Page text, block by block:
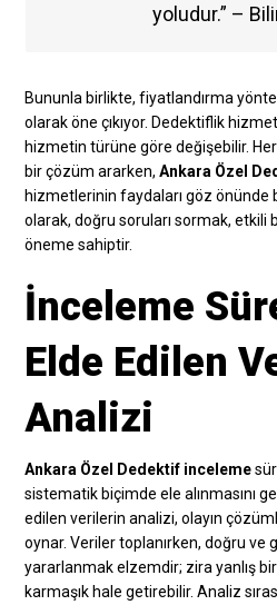
yoludur.” –
Bununla birlikte, fiyatlandırma
olarak öne çıkıyor. Dedektiflik
hizmetin türüne göre değişebilir.
bir çözüm ararken,Ankara Özel
hizmetlerinin faydaları göz önünde
olarak, doğru soruları sormak, etkili
öneme sahiptir.
İnceleme
Elde Edilen
Analizi
Ankara Özel Dedektif inceleme
sistematik biçimde ele alınmasını
edilen verilerin analizi, olayın
oynar. Veriler toplanırken, doğru ve
yararlanmak elzemdir; zira yanlış
karmaşık hale getirebilir. Analiz